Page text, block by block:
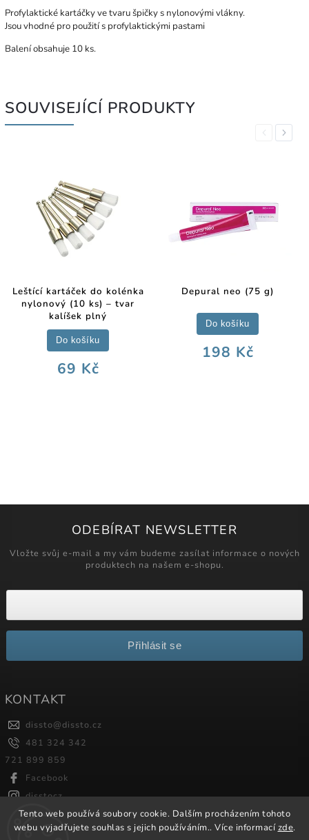
Tento web používá soubory cookie. Dalším procházením tohoto
webu vyjadřujete souhlas s jejich používáním.. Více informacízde.
Profylaktické kartáčky ve tvaru špičky s nylonovými vlákny.
Jsou vhodné pro použití s profylaktickými pastami
Balení obsahuje 10 ks.
SOUVISEJÍCÍ PRODUKTY
Previous
Leštící kartáček do kolénka
nylonový (10 ks) – tvar
kalíšek plný
69 Kč
Do košíku
Depural neo (75 g)
198 Kč
Do košíku
Next
ODEBÍRAT NEWSLETTER
Vložte svůj e-mail a my vám budeme zasílat informace o nových
produktech na našem e-shopu.
Přihlásit se
KONTAKT
dissto@dissto.cz
481 324 342
721 899 859
Facebook
disstocz